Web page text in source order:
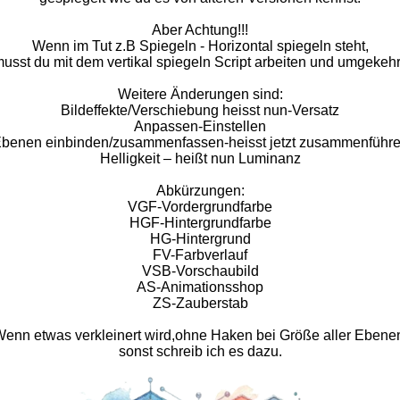
Aber Achtung!!!
Wenn im Tut z.B Spiegeln - Horizontal spiegeln steht,
du mit dem vertikal spiegeln Script arbeiten und
Weitere Änderungen sind:
Bildeffekte/Verschiebung heisst nun-Versatz
Anpassen-Einstellen
einbinden/zusammenfassen-heisst jetzt
Helligkeit – heißt nun Luminanz
Abkürzungen:
VGF-Vordergrundfarbe
HGF-Hintergrundfarbe
HG-Hintergrund
FV-Farbverlauf
VSB-Vorschaubild
AS-Animationsshop
ZS-Zauberstab
etwas verkleinert wird,ohne Haken bei Größe aller
sonst schreib ich es dazu.